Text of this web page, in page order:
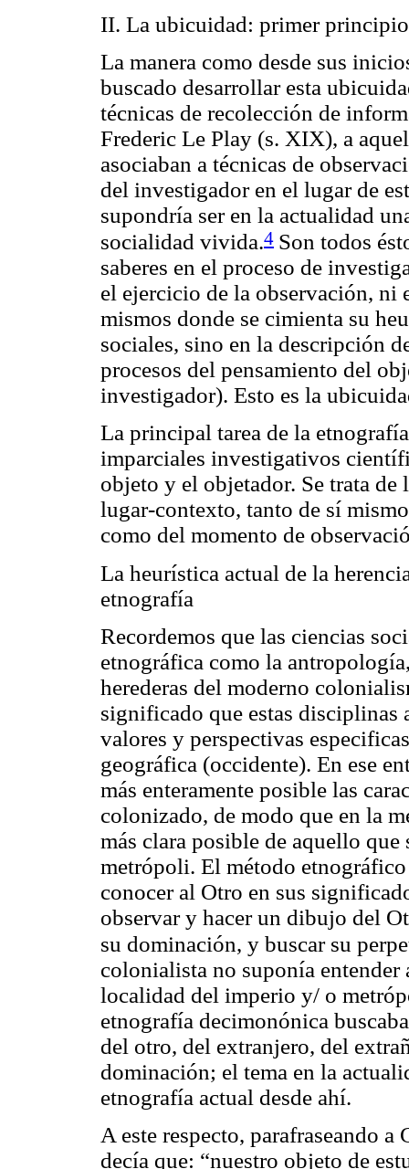
II. La ubicuidad: primer
La manera como desde sus
buscado desarrollar esta
técnicas de recolección de
Frederic Le Play (s. XIX), a
asociaban a técnicas de
del investigador en el lugar de
supondría ser en la actualidad
socialidad vivida.4 Son todos
saberes en el proceso de
el ejercicio de la observación,
mismos donde se cimienta su
sociales, sino en la descripción
procesos del pensamiento del
investigador). Esto es la
La principal tarea de la
imparciales investigativos
objeto y el objetador. Se trata de
lugar-contexto, tanto de sí
como del momento de
La heurística actual de la
etnografía
Recordemos que las ciencias
etnográfica como la
herederas del moderno
significado que estas
valores y perspectivas
geográfica (occidente). En ese
más enteramente posible las
colonizado, de modo que en la
más clara posible de aquello que
metrópoli. El método etnográfico
conocer al Otro en sus
observar y hacer un dibujo del
su dominación, y buscar su
colonialista no suponía entender
localidad del imperio y/ o
etnografía decimonónica
del otro, del extranjero, del
dominación; el tema en la
etnografía actual desde ahí.
A este respecto, parafraseando
decía que: “nuestro objeto de